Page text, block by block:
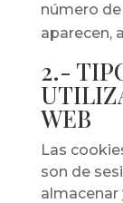
número
aparecen,
2.-
WEB
Las
son de
almacenar